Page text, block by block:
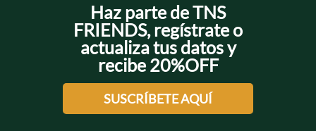
Haz parte de TNS
FRIENDS, regístrate o
actualiza tus datos y
recibe 20%OFF
SUSCRÍBETE AQUÍ